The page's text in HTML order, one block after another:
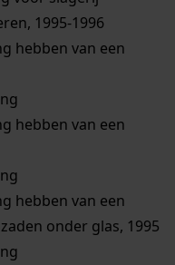
1995-1996
hebben van een
hebben van een
hebben van een
onder glas, 1995